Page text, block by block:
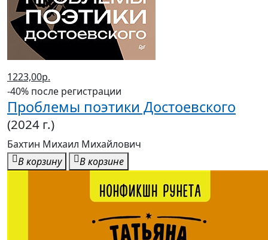
1223,00р.
-40% после регистрации
Проблемы поэтики Достоевского
(2024 г.)
Бахтин Михаил Михайлович
В корзину
В корзине